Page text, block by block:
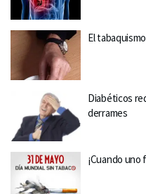
El
Diabéticos
derrames
¡Cuando